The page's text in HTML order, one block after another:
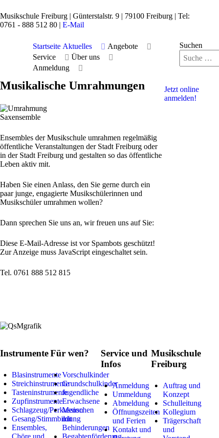
Musikschule Freiburg | Günterstalstr. 9 | 79100 Freiburg | Tel:
0761 - 888 512 80 | E-Mail
Startseite Aktuelles
Angebote
Service
Über uns
Anmeldung
Suchen
Musikalische Umrahmungen
Ensembles der Musikschule umrahmen regelmäßig
öffentliche Veranstaltungen der Stadt Freiburg oder
in der Stadt Freiburg und gestalten so das öffentliche
Leben aktiv mit.
Haben Sie einen Anlass, den Sie gerne durch ein
paar junge, engagierte Musikschülerinnen und
Musikschüler umrahmen wollen?
Dann sprechen Sie uns an, wir freuen uns auf Sie:
Diese E-Mail-Adresse ist vor Spambots geschützt!
Zur Anzeige muss JavaScript eingeschaltet sein.
Tel. 0761 888 512 815
Jetzt online
anmelden!
Instrumente
Blasinstrumente
Streichinstrumente
Tasteninstrumente
Zupfinstrumente
Schlagzeug/Perkussion
Gesang/Stimmbildung
Ensembles,
Für wen?
Vorschulkinder
Grundschulkinder
Jugendliche
Erwachsene
Menschen
mit
Behinderungen
Service und
Infos
Anmeldung
Ummeldung
Abmeldung
Öffnungszeiten
und Ferien
Kontakt und
Musikschule
Freiburg
Auftrag und
Konzept
Schulleitung
Kollegium
Trägerschaft
und